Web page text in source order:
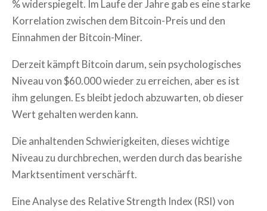
% widerspiegelt. Im Laufe der Jahre gab es eine starke
Korrelation zwischen dem Bitcoin-Preis und den
Einnahmen der Bitcoin-Miner.
Derzeit kämpft Bitcoin darum, sein psychologisches
Niveau von $60.000 wieder zu erreichen, aber es ist
ihm gelungen. Es bleibt jedoch abzuwarten, ob dieser
Wert gehalten werden kann.
Die anhaltenden Schwierigkeiten, dieses wichtige
Niveau zu durchbrechen, werden durch das bearishe
Marktsentiment verschärft.
Eine Analyse des Relative Strength Index (RSI) von